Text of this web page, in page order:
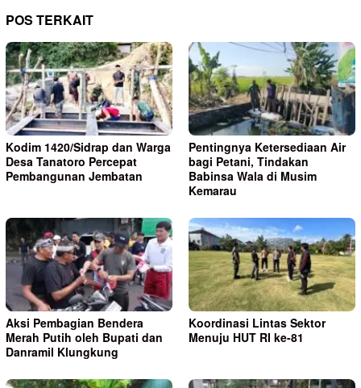
POS TERKAIT
Kodim 1420/Sidrap dan Warga
Desa Tanatoro Percepat
Pembangunan Jembatan
Pentingnya Ketersediaan Air
bagi Petani, Tindakan
Babinsa Wala di Musim
Kemarau
Aksi Pembagian Bendera
Merah Putih oleh Bupati dan
Danramil Klungkung
Koordinasi Lintas Sektor
Menuju HUT RI ke-81